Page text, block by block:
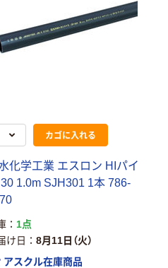
カゴに入れる
化学工業 エスロン HIパイ
30 1.0m SJH301 1本 786-
1点
け日
8月11日（火）
アスクル在庫商品